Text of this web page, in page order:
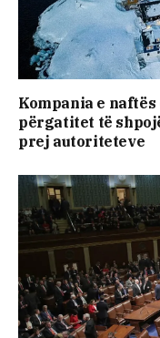
Kompania e
përgatitet të
prej autoriteteve